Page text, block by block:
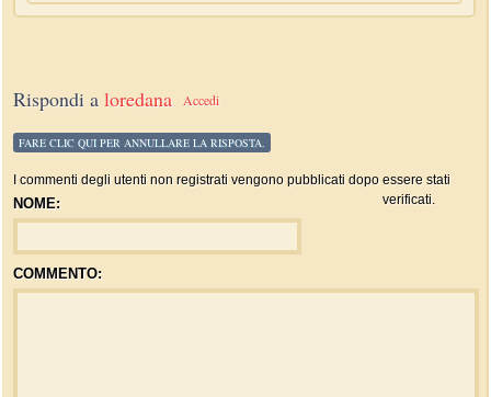
Rispondi aloredana Accedi
FARE CLIC QUI PER ANNULLARE LA RISPOSTA.
I commenti degli utenti non registrati vengono pubblicati dopo essere stati
verificati.
NOME:
COMMENTO: